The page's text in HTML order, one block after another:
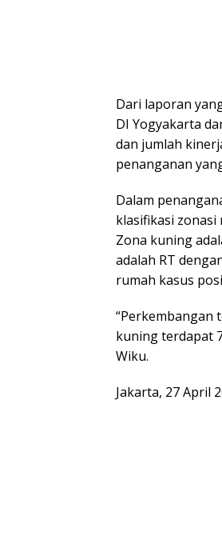
Dari laporan
DI Yogyakarta
dan jumlah
penanganan
Dalam
klasifikasi zonasi
Zona kuning
adalah RT
rumah kasus
“Perkembangan
kuning terdapat
Wiku.
Jakarta, 27 April